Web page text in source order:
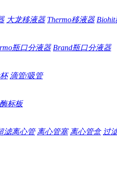
大龙移液器 Thermo移液器
瓶口分液器 Brand瓶口分液器
滴管/吸管
酶标板
滤离心管 离心管塞 离心管盒 过